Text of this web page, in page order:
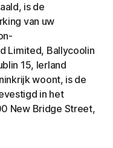
is de
van uw
Limited, Ballycoolin
15, Ierland
woont, is de
in het
New Bridge Street,